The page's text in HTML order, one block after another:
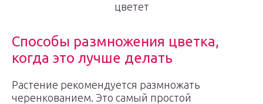
цветет
Способы размножения цветка,
когда это лучше делать
Растение рекомендуется размножать
черенкованием. Это самый простой